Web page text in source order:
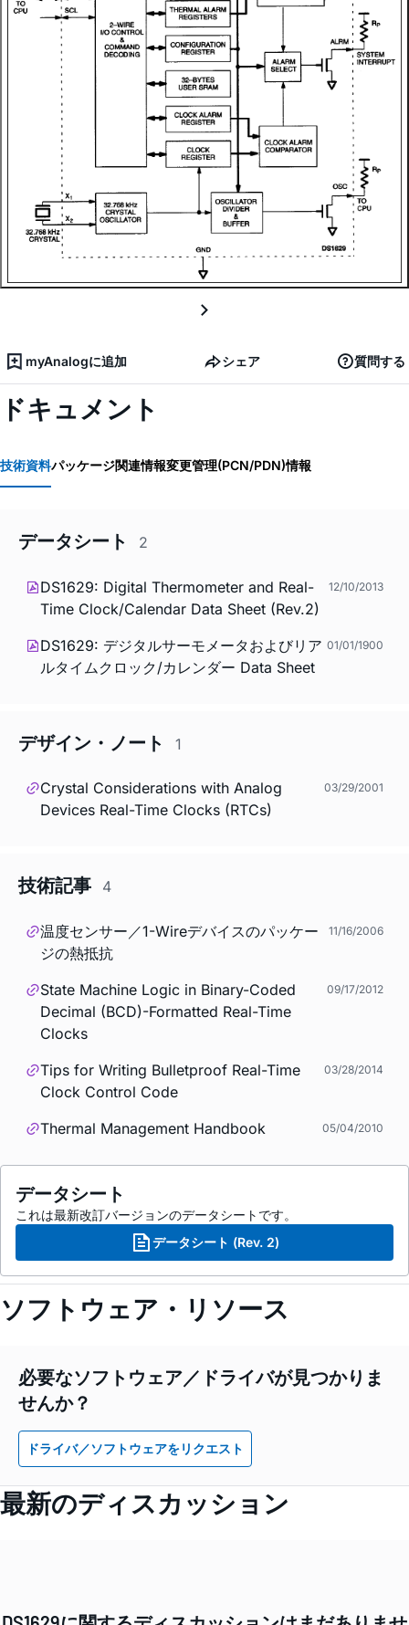
myAnalogに追加 シェア 質問する
ドキュメント
技術資料パッケージ関連情報変更管理(PCN/PDN)情報
データシート 2
DS1629: Digital Thermometer and Real-
Time Clock/Calendar Data Sheet (Rev.2)
12/10/2013
DS1629: デジタルサーモメータおよびリア
ルタイムクロック/カレンダー Data Sheet
01/01/1900
デザイン・ノート 1
Crystal Considerations with Analog
Devices Real-Time Clocks (RTCs)
03/29/2001
技術記事 4
温度センサー／1-Wireデバイスのパッケー
ジの熱抵抗
11/16/2006
State Machine Logic in Binary-Coded
Decimal (BCD)-Formatted Real-Time
Clocks
09/17/2012
Tips for Writing Bulletproof Real-Time
Clock Control Code
03/28/2014
Thermal Management Handbook 05/04/2010
データシート
これは最新改訂バージョンのデータシートです。
データシート (Rev. 2)
ソフトウェア・リソース
必要なソフトウェア／ドライバが見つかりま
せんか？
ドライバ／ソフトウェアをリクエスト
最新のディスカッション